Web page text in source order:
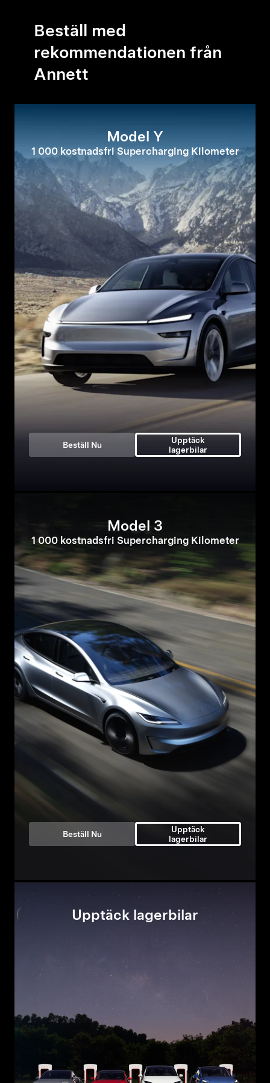
Beställ med
rekommendationen från
Annett
Model Y
1 000 kostnadsfri Supercharging Kilometer
Beställ Nu
Upptäck
lagerbilar
Model 3
1 000 kostnadsfri Supercharging Kilometer
Beställ Nu
Upptäck
lagerbilar
Upptäck lagerbilar